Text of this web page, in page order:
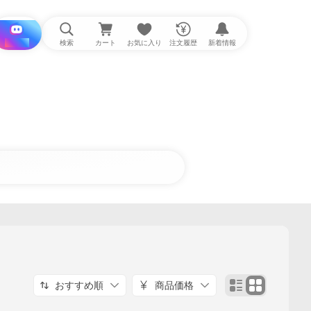
i と探す 検索 カート お気に入り 注文履歴 新着情報
おすすめ順 商品価格